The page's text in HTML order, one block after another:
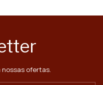
ofertas.